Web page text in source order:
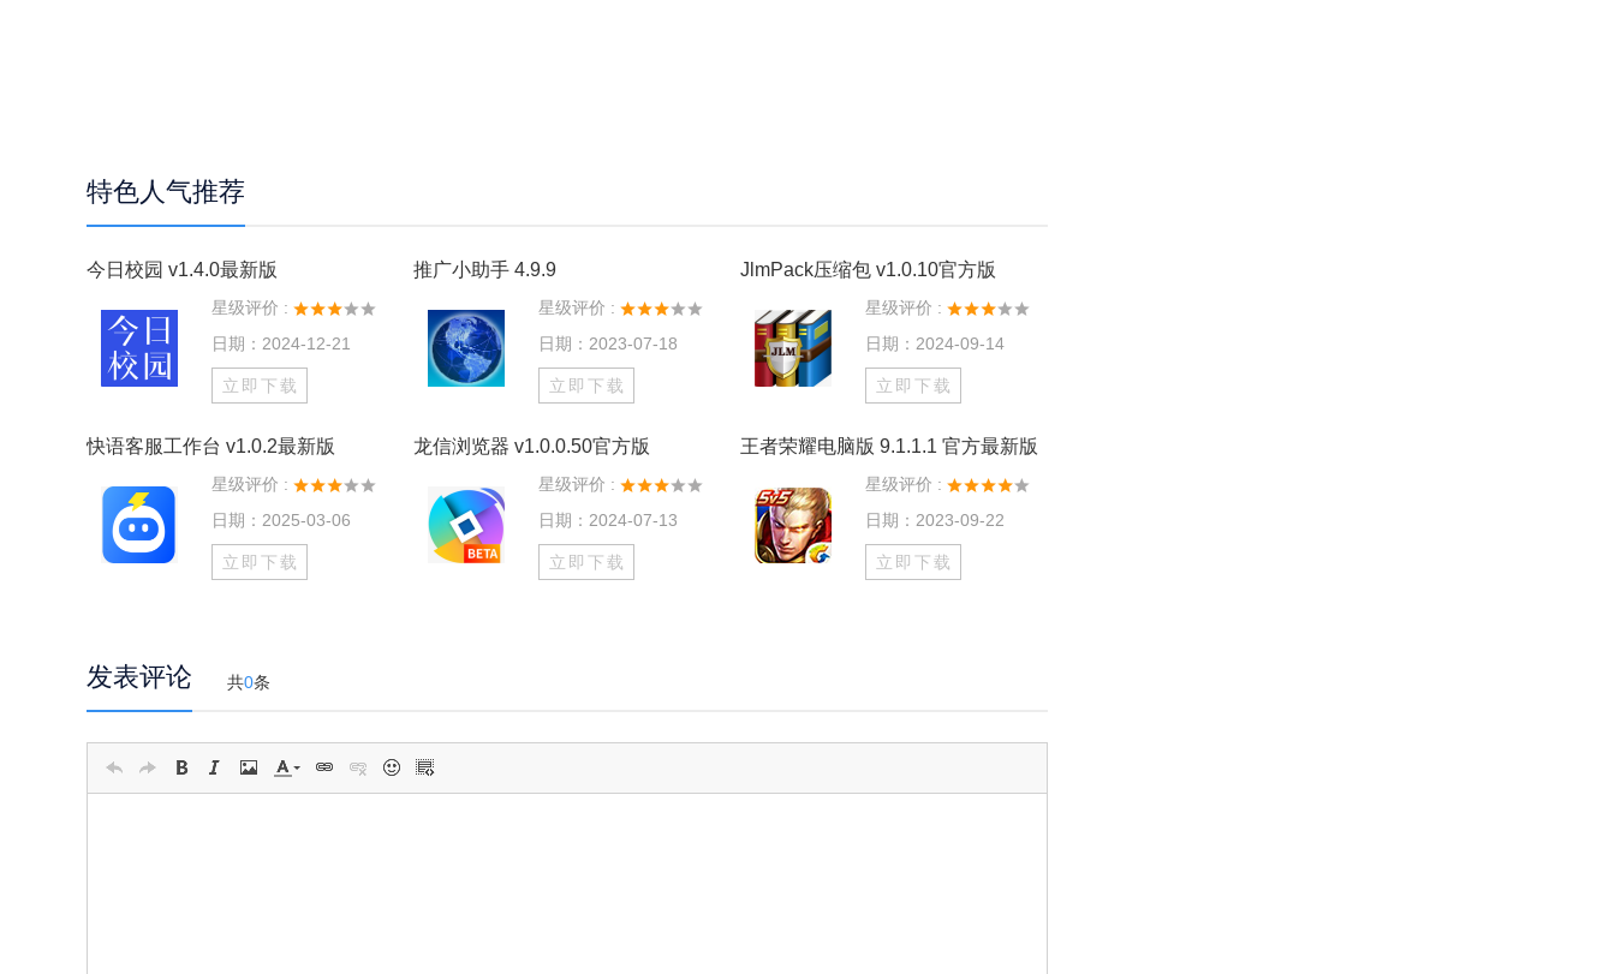
特色人气推荐
今日校园 v1.4.0最新版
星级评价 :
日期：2024-12-21
立即下载
推广小助手 4.9.9
星级评价 :
日期：2023-07-18
立即下载
JlmPack压缩包 v1.0.10官方版
星级评价 :
日期：2024-09-14
立即下载
快语客服工作台 v1.0.2最新版
星级评价 :
日期：2025-03-06
立即下载
龙信浏览器 v1.0.0.50官方版
星级评价 :
日期：2024-07-13
立即下载
王者荣耀电脑版 9.1.1.1 官方最新版
星级评价 :
日期：2023-09-22
立即下载
发表评论 共0条